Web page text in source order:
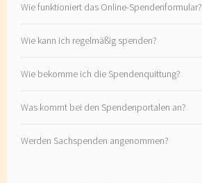
Wie funktioniert das Online-Spendenformular?
Wie kann ich regelmäßig spenden?
Wie bekomme ich die Spendenquittung?
Was kommt bei den Spendenportalen an?
Werden Sachspenden angenommen?